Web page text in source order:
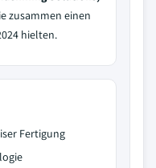
zusammen einen
hielten.
Fertigung